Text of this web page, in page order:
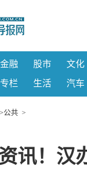
金融 股市 文化
专栏 生活 汽车
>公共 >
讯！汉